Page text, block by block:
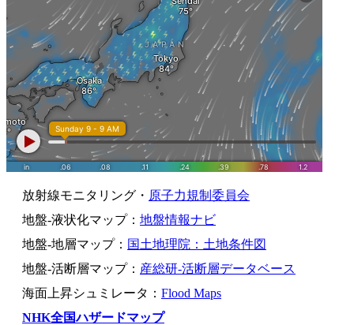
放射線モニタリング・ 原子力規制委員会
地盤-液状化マップ： 地盤情報ナビ
地盤-地層マップ： 国土地理院：土地条件図
地盤-活断層マップ： 産総研-活断層データベース
海面上昇シュミレータ： Flood Maps
NHK全国ハザードマップ